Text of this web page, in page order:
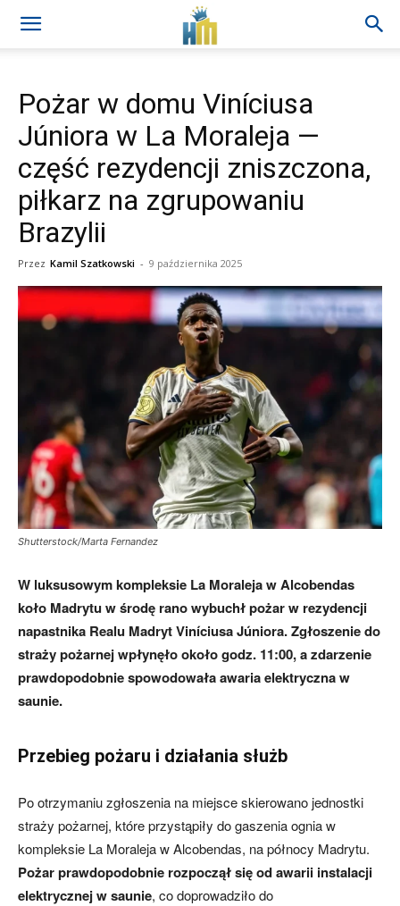
Pożar w domu Viníciusa
Júniora w La Moraleja —
część rezydencji zniszczona,
piłkarz na zgrupowaniu
Brazylii
Przez Kamil Szatkowski - 9 października 2025
Shutterstock/Marta Fernandez
W luksusowym kompleksie La Moraleja w Alcobendas
koło Madrytu w środę rano wybuchł pożar w rezydencji
napastnika Realu Madryt Viníciusa Júniora. Zgłoszenie do
straży pożarnej wpłynęło około godz. 11:00, a zdarzenie
prawdopodobnie spowodowała awaria elektryczna w
saunie.
Przebieg pożaru i działania służb
Po otrzymaniu zgłoszenia na miejsce skierowano jednostki
straży pożarnej, które przystąpiły do gaszenia ognia w
kompleksie La Moraleja w Alcobendas, na północy Madrytu.
Pożar prawdopodobnie rozpoczął się od awarii instalacji
elektrycznej w saunie, co doprowadziło do